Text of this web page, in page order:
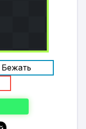
Бежать